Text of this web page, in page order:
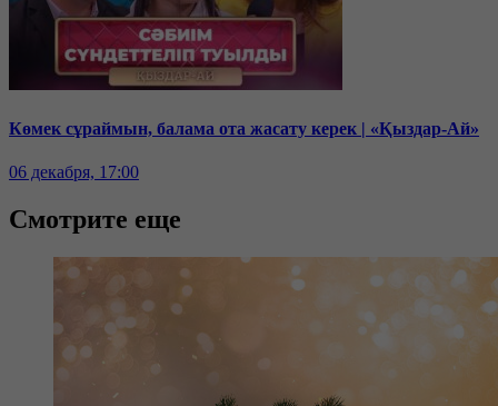
Көмек сұраймын, балама ота жасату керек | «Қыздар-Ай»
06 декабря, 17:00
Смотрите еще